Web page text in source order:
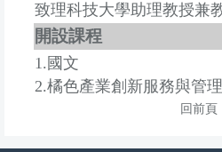
致理科技大學助理教授兼
開設課程
1.國文
2.橘色產業創新服務與管
回前頁